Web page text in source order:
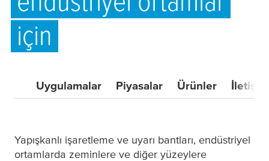
için
Uygulamalar Piyasalar Ürünler İletişim
Yapışkanlı işaretleme ve uyarı bantları, endüstriyel
ortamlarda zeminlere ve diğer yüzeylere